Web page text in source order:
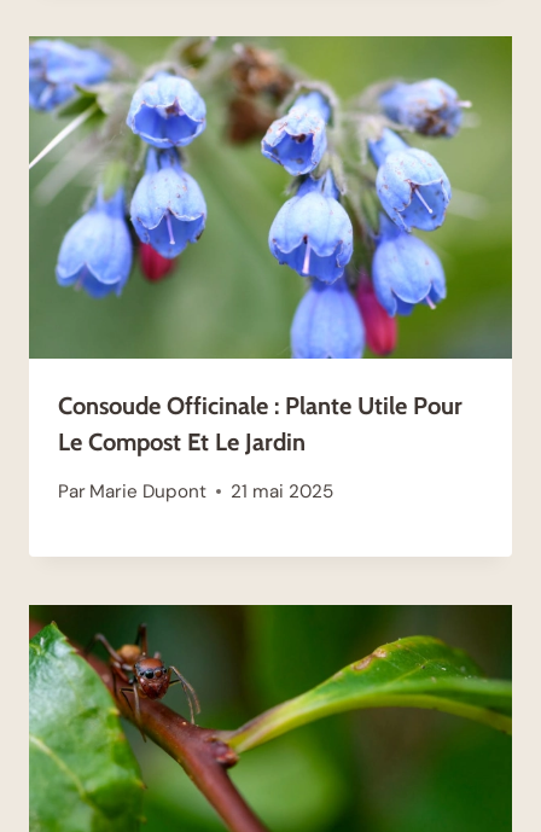
Consoude Officinale : Plante Utile Pour
Le Compost Et Le Jardin
Par Marie Dupont 21 mai 2025